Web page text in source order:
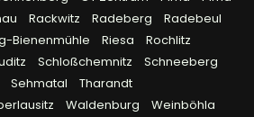
Rackwitz Radeberg
Radebeul
Bienenmühle Riesa
Rochlitz
Schloßchemnitz
Schneeberg
Sehmatal
Tharandt
Waldenburg
Weinböhla